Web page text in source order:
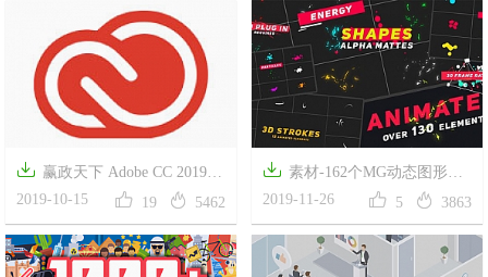
 赢政天下 Adobe CC 2019
大师版全套 v10.1 Win系统
2019-10-15  19  5462
 素材-162个MG动态图形动
画视频素材带预览文件 144
Animated Elements+Shapes
2019-11-26  5  3863